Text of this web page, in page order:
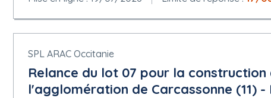
SPL ARAC Occitanie
Relance du lot 07 pour la
l'agglomération de Carcassonne (11)